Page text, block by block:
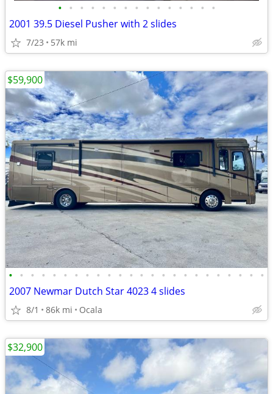
• • • • • • • • • • • • • • •
2001 39.5 Diesel Pusher with 2 slides
7/23 57k mi
• • • • • • • • • • • • • • • • • • • • • • • •
2007 Newmar Dutch Star 4023 4 slides
8/1 86k mi Ocala
$59,900
$32,900